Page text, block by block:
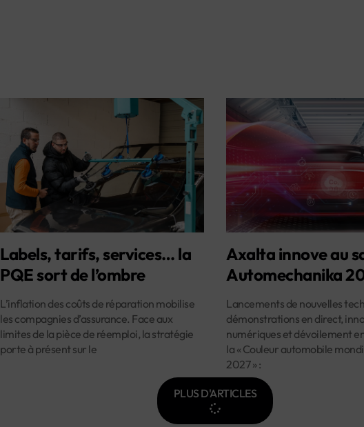
Labels, tarifs, services… la
PQE sort de l’ombre
L’inflation des coûts de réparation mobilise
les compagnies d’assurance. Face aux
limites de la pièce de réemploi, la stratégie
porte à présent sur le
Axalta innove au
Automechanika
Lancements de nouvelles
démonstrations en direct,
numériques et dévoilement
la « Couleur automobile
2027 » :
PLUS D'ARTICLES